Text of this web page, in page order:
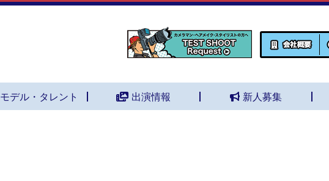
モデル・タレント 出演情報 新人募集